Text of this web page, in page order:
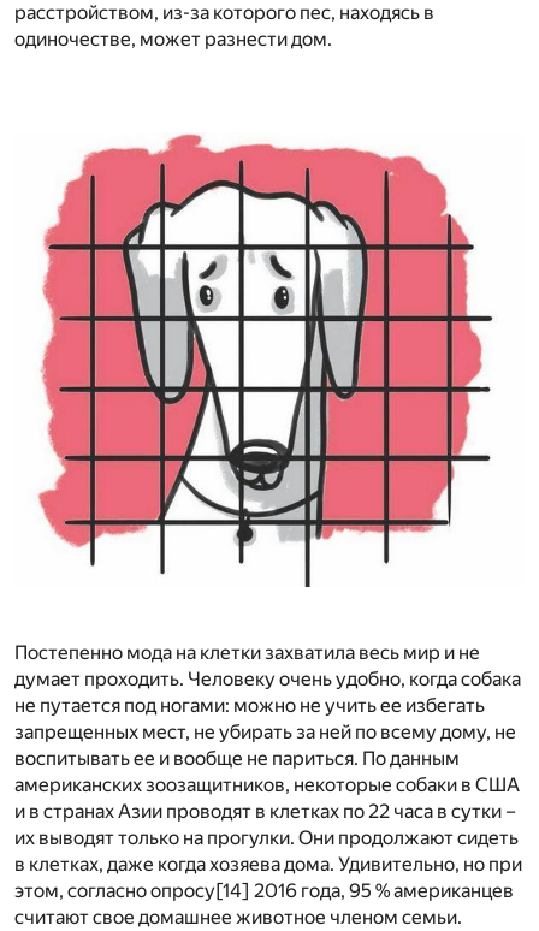
расстройством, из-за которого пес, находясь в
одиночестве, может разнести дом.
Постепенно мода на клетки захватила весь мир и не
думает проходить. Человеку очень удобно, когда собака
не путается под ногами: можно не учить ее избегать
запрещенных мест, не убирать за ней по всему дому, не
воспитывать ее и вообще не париться. По данным
американских зоозащитников, некоторые собаки в США
и в странах Азии проводят в клетках по 22 часа в сутки –
их выводят только на прогулки. Они продолжают сидеть
в клетках, даже когда хозяева дома. Удивительно, но при
этом, согласно опросу [14] 2016 года, 95 % американцев
считают свое домашнее животное членом семьи.